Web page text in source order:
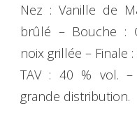
Nez : Vanille de
brûlé – Bouche :
noix grillée – Finale
TAV : 40 % vol. –
grande distribution.